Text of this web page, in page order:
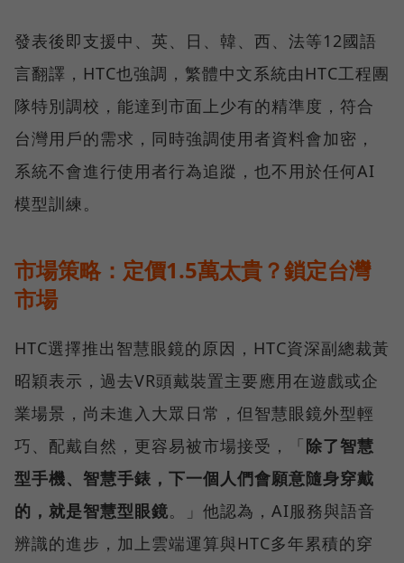
發表後即支援中、英、日、韓、西、法等12國語
言翻譯，HTC也強調，繁體中文系統由HTC工程團
隊特別調校，能達到市面上少有的精準度，符合
台灣用戶的需求，同時強調使用者資料會加密，
系統不會進行使用者行為追蹤，也不用於任何AI
模型訓練。
市場策略：定價1.5萬太貴？鎖定台灣
市場
HTC選擇推出智慧眼鏡的原因，HTC資深副總裁黃
昭穎表示，過去VR頭戴裝置主要應用在遊戲或企
業場景，尚未進入大眾日常，但智慧眼鏡外型輕
巧、配戴自然，更容易被市場接受，「除了智慧
型手機、智慧手錶，下一個人們會願意隨身穿戴
的，就是智慧型眼鏡。」他認為，AI服務與語音
辨識的進步，加上雲端運算與HTC多年累積的穿